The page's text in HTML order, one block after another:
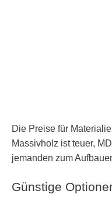
Die Preise für
Massivholz ist teuer,
jemanden zum
Günstige